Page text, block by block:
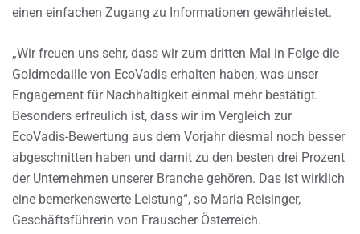
einen einfachen Zugang zu Informationen gewährleistet.
„Wir freuen uns sehr, dass wir zum dritten Mal in Folge die
Goldmedaille von EcoVadis erhalten haben, was unser
Engagement für Nachhaltigkeit einmal mehr bestätigt.
Besonders erfreulich ist, dass wir im Vergleich zur
EcoVadis-Bewertung aus dem Vorjahr diesmal noch besser
abgeschnitten haben und damit zu den besten drei Prozent
der Unternehmen unserer Branche gehören. Das ist wirklich
eine bemerkenswerte Leistung“, so Maria Reisinger,
Geschäftsführerin von Frauscher Österreich.